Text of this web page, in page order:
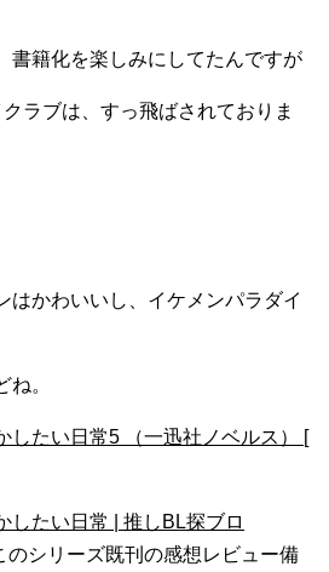
書籍化を楽しみにしてたんですが
ラブは、すっ飛ばされておりま
はかわいいし、イケメンパラダイ
。
したい日常5 （一迅社ノベルス） [
したい日常 | 推しBL探ブロ
シリーズ既刊の感想レビュー備